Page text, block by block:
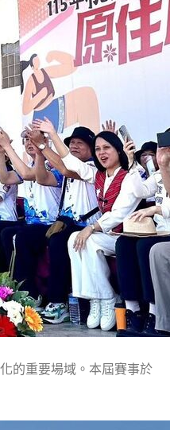
的重要場域。本屆賽事於